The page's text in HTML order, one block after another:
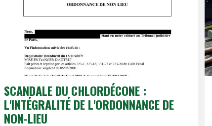
SCANDALE DU CHLORDÉCONE :
L'INTÉGRALITÉ DE L'ORDONNANCE DE
NON-LIEU